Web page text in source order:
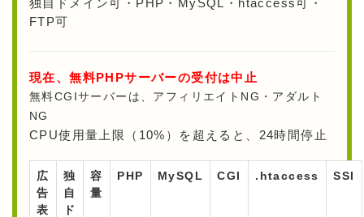
FTP可
現在、無料PHPサーバーの受付は中止
無料CGIサーバーは、アフィリエイトNG・アダルト
NG
CPU使用量上限（10%）を超えると、24時間停止
広
告
表
独
自
ド
容
量
PHP MySQL CGI .htaccess SSI